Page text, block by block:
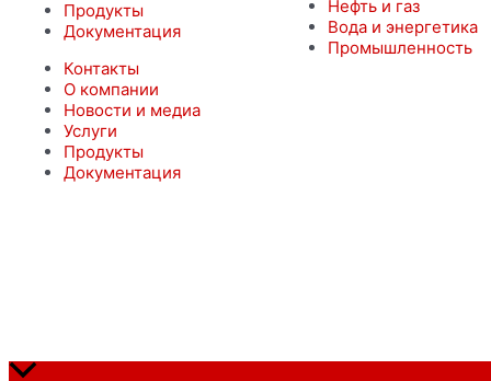
Продукты
Документация
Контакты
О компании
Новости и медиа
Услуги
Продукты
Документация
Нефть и газ
Вода и энергетика
Промышленность